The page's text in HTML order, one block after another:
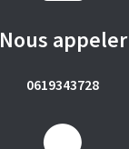
Nous appeler
0619343728